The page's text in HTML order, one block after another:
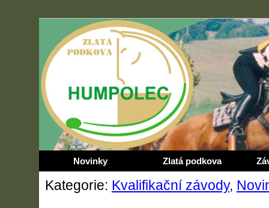
Novinky Zlatá podkova
Kategorie: Kvalifikační závody,